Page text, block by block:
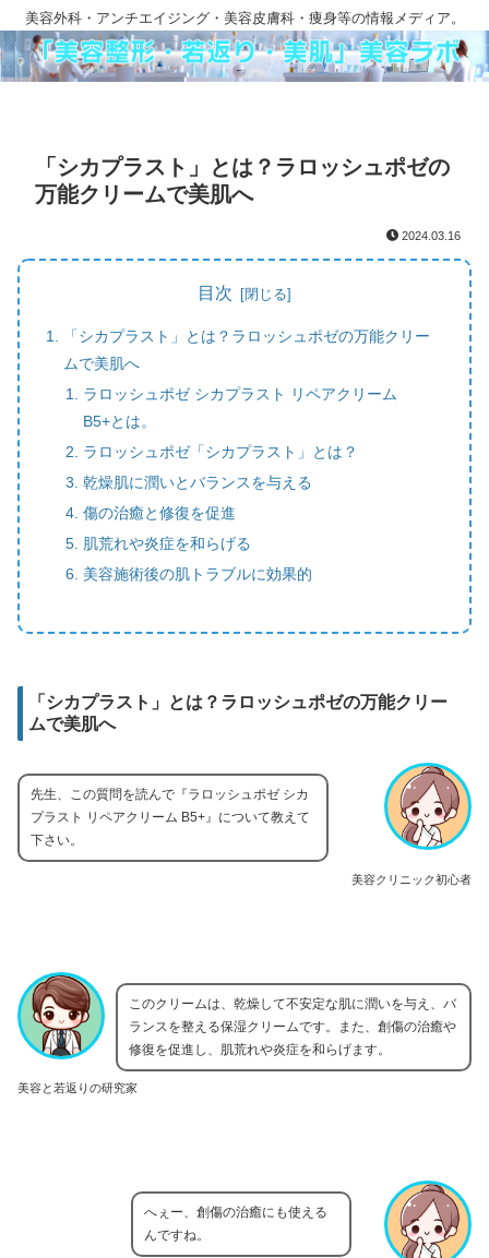
美容外科・アンチエイジング・美容皮膚科・痩身等の情報メディア。
「シカプラスト」とは？ラロッシュポゼの
万能クリームで美肌へ
2024.03.16
目次
「シカプラスト」とは？ラロッシュポゼの万能クリー
ムで美肌へ
ラロッシュポゼ シカプラスト リペアクリーム
B5+とは。
ラロッシュポゼ「シカプラスト」とは？
乾燥肌に潤いとバランスを与える
傷の治癒と修復を促進
肌荒れや炎症を和らげる
美容施術後の肌トラブルに効果的
「シカプラスト」とは？ラロッシュポゼの万能クリー
ムで美肌へ
美容クリニック初心者
先生、この質問を読んで『ラロッシュポゼ シカ
プラスト リペアクリーム B5+』について教えて
下さい。
美容と若返りの研究家
このクリームは、乾燥して不安定な肌に潤いを与え、バ
ランスを整える保湿クリームです。また、創傷の治癒や
修復を促進し、肌荒れや炎症を和らげます。
へぇー、創傷の治癒にも使える
んですね。